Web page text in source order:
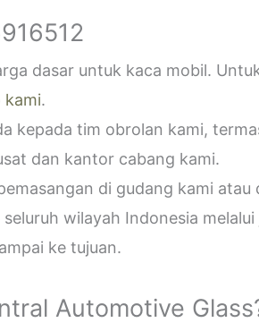
dasar untuk kaca mobil.
kami.
kepada tim obrolan kami,
dan kantor cabang kami.
di gudang kami
wilayah Indonesia
ke tujuan.
Automotive